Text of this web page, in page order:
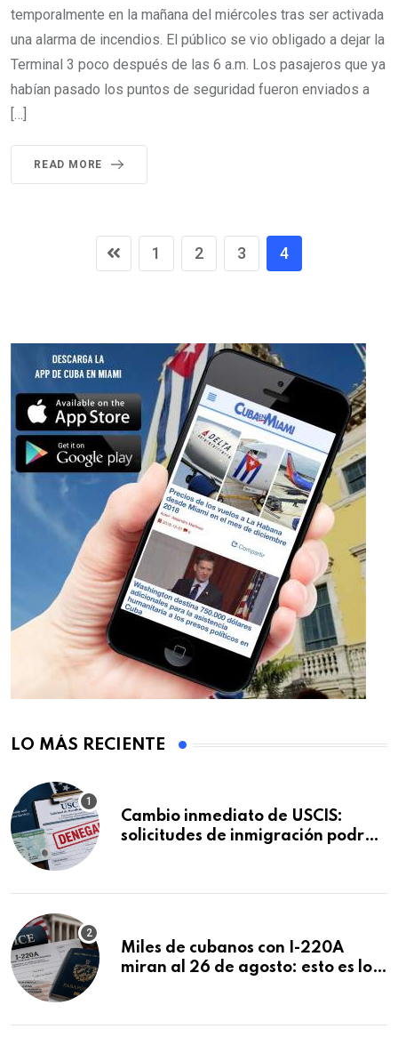
temporalmente en la mañana del miércoles tras ser activada
una alarma de incendios. El público se vio obligado a dejar la
Terminal 3 poco después de las 6 a.m. Los pasajeros que ya
habían pasado los puntos de seguridad fueron enviados a
[…]
READ MORE
1 2 3 4
LO MÁS RECIENTE
Cambio inmediato de USCIS:
solicitudes de inmigración podrán
Miles de cubanos con I-220A
miran al 26 de agosto: esto es lo